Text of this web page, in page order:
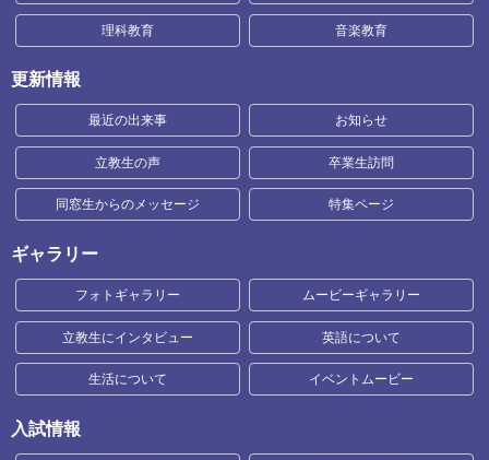
理科教育 音楽教育
更新情報
最近の出来事 お知らせ
立教生の声 卒業生訪問
同窓生からのメッセージ 特集ページ
ギャラリー
フォトギャラリー ムービーギャラリー
立教生にインタビュー 英語について
生活について イベントムービー
入試情報